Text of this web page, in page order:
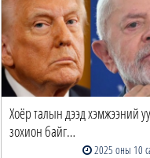
Хоёр талын дээд хэмжээний
зохион байг…
2025 оны 10